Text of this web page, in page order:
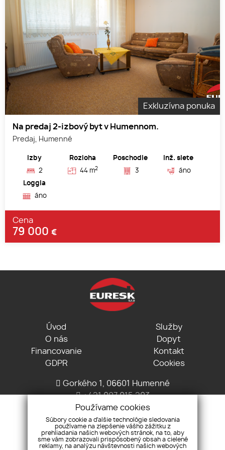
Exkluzívna ponuka
Na predaj 2-izbový byt v Humennom.
Predaj, Humenné
Izby
2
Rozloha
44 m2
Poschodie
3
Inž. siete
áno
Loggia
áno
Cena
79 000 €
Úvod
O nás
Financovanie
GDPR
Služby
Dopyt
Kontakt
Cookies
Gorkého 1, 06601 Humenné
+421 907 915 293
info@euresk.sk
Používame cookies
Súbory cookie a ďalšie technológie sledovania
používame na zlepšenie vášho zážitku z
prehliadania našich webových stránok, na to, aby
sme vám zobrazovali prispôsobený obsah a cielené
reklamy, na analýzu návštevnosti našich webových